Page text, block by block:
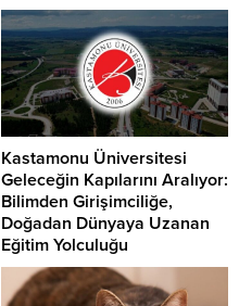
Kastamonu Üniversitesi
Geleceğin Kapılarını Aralıyor:
Bilimden Girişimciliğe,
Doğadan Dünyaya Uzanan
Eğitim Yolculuğu